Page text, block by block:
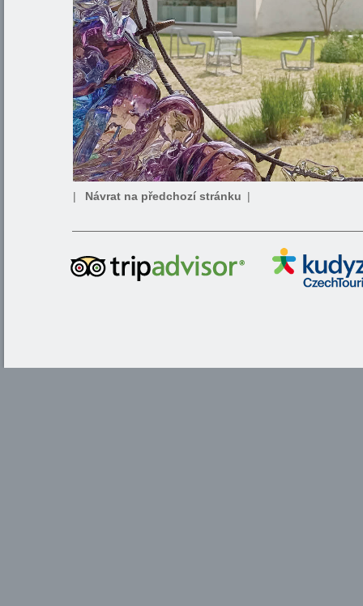
| Návrat na předchozí stránku |